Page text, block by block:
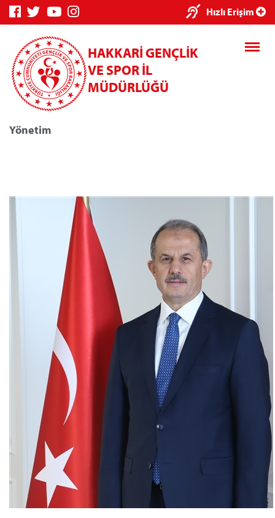
Hızlı Erişim
HAKKARİ GENÇLİK
VE SPOR İL
MÜDÜRLÜĞÜ
Yönetim
Kredi/Yurt E-Ödeme